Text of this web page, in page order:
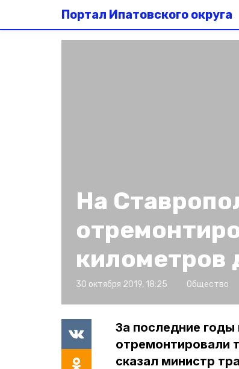
Портал Ипатовского округа
На
километров
30 октября 2019, 18:25 Общество
За последние
отремонтировали
сказал министр